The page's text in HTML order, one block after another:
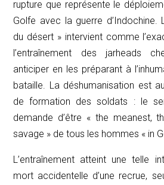
rupture que représente le
Golfe avec la guerre d’Indochine.
du désert » intervient comme
l’entraînement des jarheads
anticiper en les préparant à
bataille. La déshumanisation est
de formation des soldats : le
demande d’être « the meanest,
savage » de tous les hommes « in
L’entraînement atteint une telle
mort accidentelle d’une recrue,